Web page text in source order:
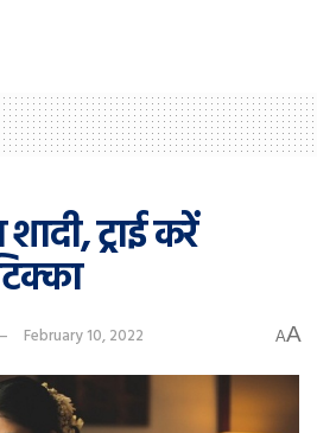
ट्राई करें
February 10, 2022 AA